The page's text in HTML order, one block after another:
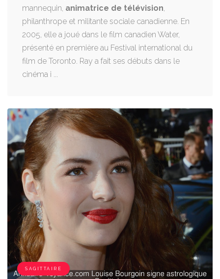
mannequin, animatrice de télévision
philanthrope et militante sociale canadienne. En
2005, elle a joué dans le film canadien Water,
présenté en première au Festival international du
film de Toronto. Ray a fait ses débuts dans le
cinéma i ...
SAGITTAIRE